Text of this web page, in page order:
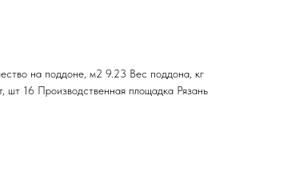
на поддоне, м2 9.23 Вес поддона, кг
шт 16 Производственная площадка Рязань